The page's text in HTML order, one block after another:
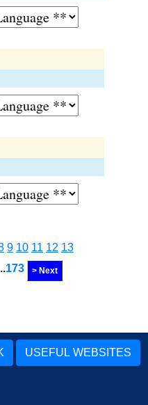
9 10 11 12 13
173 > Next
USEFUL WEBSITES